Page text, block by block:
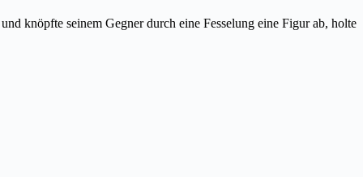
knöpfte seinem Gegner durch eine Fesselung eine Figur ab, holte